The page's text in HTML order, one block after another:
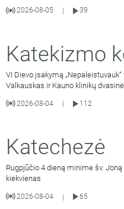
2026-08-05
39
Katekizmo
VI Dievo įsakymą
Valkauskas ir Kauno klinikų
2026-08-04
112
Katechezė
Rugpjūčio 4 dieną minime šv.
kiekvienas
2026-08-04 |
65